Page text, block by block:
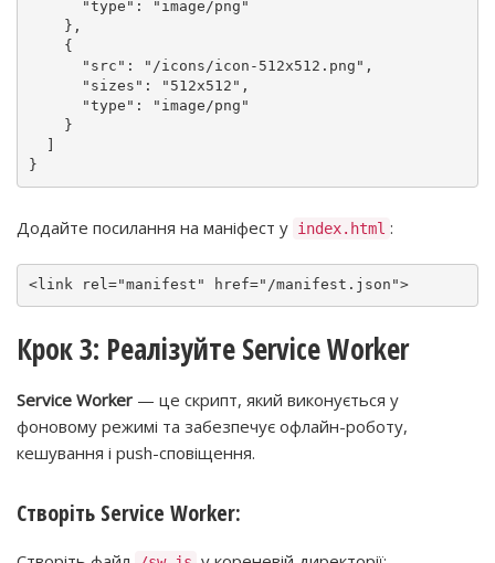
"type" :
"image/png"
} ,
{
"src" : "/icons/icon-512x512.png" ,
"sizes" : "512x512" ,
"type" :
"image/png"
}
}
Додайте посилання на маніфест у index.html :
<link rel="manifest" href="/manifest.json">
Крок 3: Реалізуйте Service Worker
Service Worker — це скрипт, який виконується у
фоновому режимі та забезпечує офлайн-роботу,
кешування і push-сповіщення.
Створіть Service Worker: